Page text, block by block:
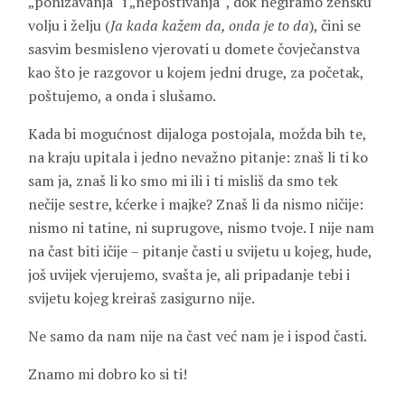
volju i želju (Ja kada kažem da, onda je to da), čini se
sasvim besmisleno vjerovati u domete čovječanstva
kao što je razgovor u kojem jedni druge, za početak,
poštujemo, a onda i slušamo.
Kada bi mogućnost dijaloga postojala, možda bih te,
na kraju upitala i jedno nevažno pitanje: znaš li ti ko
sam ja, znaš li ko smo mi ili i ti misliš da smo tek
nečije sestre, kćerke i majke? Znaš li da nismo ničije:
nismo ni tatine, ni suprugove, nismo tvoje. I nije nam
na čast biti ičije – pitanje časti u svijetu u kojeg, hude,
još uvijek vjerujemo, svašta je, ali pripadanje tebi i
svijetu kojeg kreiraš zasigurno nije.
Ne samo da nam nije na čast već nam je i ispod časti.
Znamo mi dobro ko si ti!